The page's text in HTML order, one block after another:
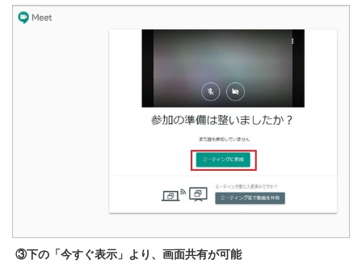
③下の「今すぐ表示」より、画面共有が可能